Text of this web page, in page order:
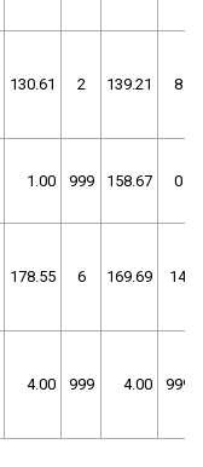
130.61 2 139.21 8
1.00 999 158.67 0
178.55 6 169.69 14
4.00 999 4.00 999